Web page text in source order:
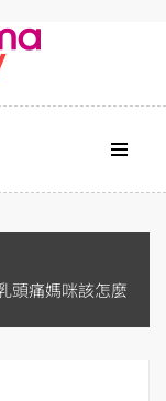
頭痛媽咪該怎麼